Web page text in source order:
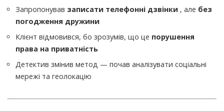
Запропонував записати телефонні дзвінки , але без
погодження дружини
Клієнт відмовився, бо зрозумів, що це порушення
права на приватність
Детектив змінив метод — почав аналізувати соціальні
мережі та геолокацію